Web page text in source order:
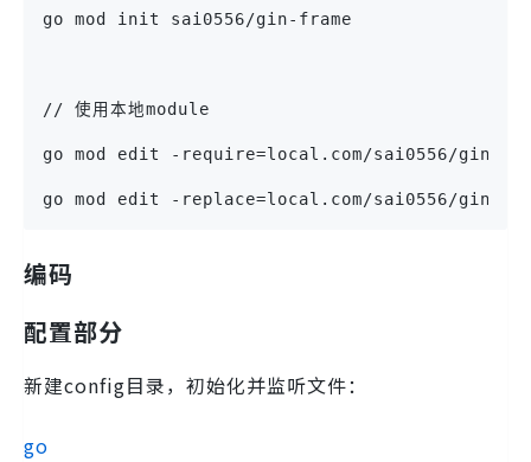
go mod init sai0556/gin-frame
// 使用本地module
go mod edit -require=local.com/sai0556/gin-
go mod edit -replace=local.com/sai0556/gin-
编码
配置部分
新建config目录，初始化并监听文件：
go